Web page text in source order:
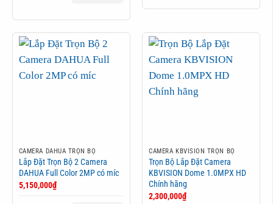
CAMERA DAHUA TRỌN BỘ
Lắp Đặt Trọn Bộ 2 Camera
DAHUA Full Color 2MP có míc
5,150,000₫
CAMERA KBVISION TRỌN BỘ
Trọn Bộ Lắp Đặt Camera
KBVISION Dome 1.0MPX HD
Chính hãng
2,300,000₫